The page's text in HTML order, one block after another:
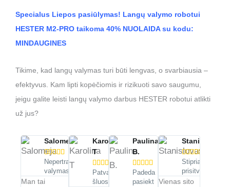
Specialus Liepos pasiūlymas! Langų valymo robotui
HESTER M2-PRO taikoma 40% NUOLAIDA su kodu:
MINDAUGINES
Tikime, kad langų valymas turi būti lengvas, o svarbiausia –
efektyvus. Kam lipti kopėčiomis ir rizikuoti savo saugumu,
jeigu galite leisti langų valymo darbus HESTER robotui atlikti
už jus?
Salomeja
 
Nepertraukiamas
valymas
Man tai
Karolina
T
    
Patvarios
šluostės
Paulina
B.
    
Padeda
pasiekt
Stanislovas

Stipriai
prisitvirtina
Vienas sito